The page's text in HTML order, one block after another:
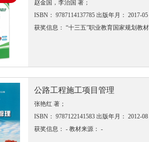
赵金国，李治国 著；
ISBN： 9787114137785 出版年月： 2017-05
获奖信息： “十三五”职业教育国家规划教材
公路工程施工项目管理
张艳红 著；
ISBN： 9787122141583 出版年月： 2012-08
获奖信息： - 教材来源： -